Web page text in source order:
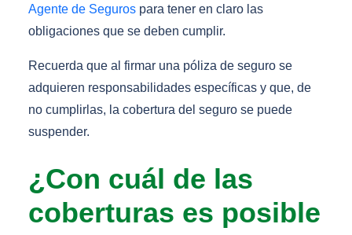
Agente de Seguros para tener en claro las
obligaciones que se deben cumplir.
Recuerda que al firmar una póliza de seguro se
adquieren responsabilidades específicas y que, de
no cumplirlas, la cobertura del seguro se puede
suspender.
¿Con cuál de las
coberturas es posible